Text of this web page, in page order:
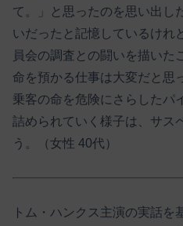
て。」と思ったのを思い出し
いだったと記憶しているけれ
員会の調査との闘いを描いた
命を預かる仕事は大変だと思
乗客の命を危険にさらしたパ
詰められていく様子は、サス
う。（女性 40代）
トム・ハンクス主演の実話を